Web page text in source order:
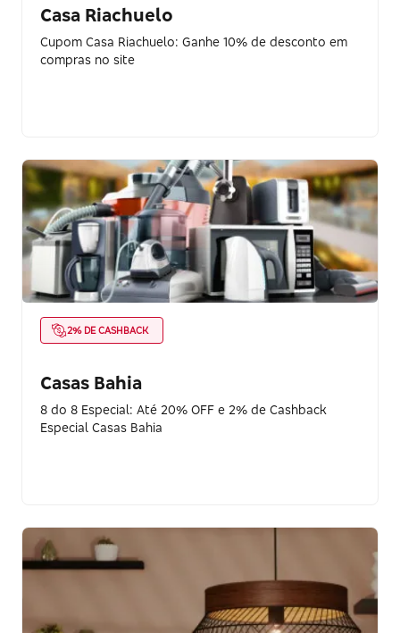
Casa Riachuelo
Cupom Casa Riachuelo: Ganhe 10% de desconto em
compras no site
2% DE CASHBACK
Casas Bahia
8 do 8 Especial: Até 20% OFF e 2% de Cashback
Especial Casas Bahia